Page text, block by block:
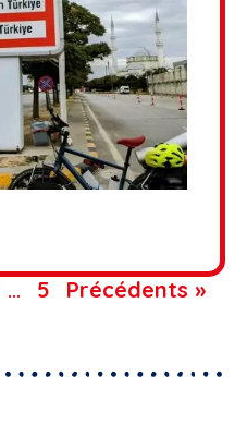
… 5 Précédents »